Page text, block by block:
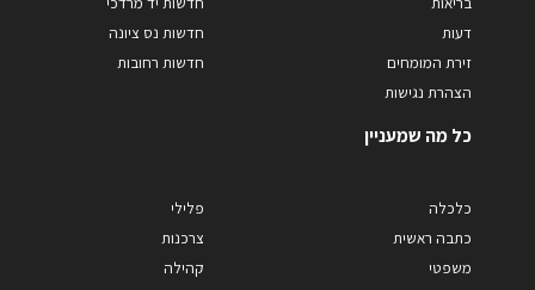
דעות
זירת המומחים
הצהרת נגישות
חדשות נס ציונה
חדשות רחובות
כל מה שמעניין
כלכלה
כתבה ראשית
משפטי
פלילי
צרכנות
קהילה